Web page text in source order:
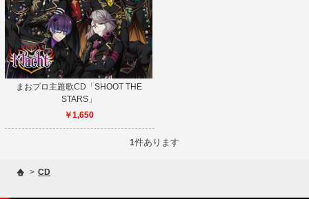
まおプロ主題歌CD「SHOOT THE
STARS」
￥1,650
1件あります
> CD